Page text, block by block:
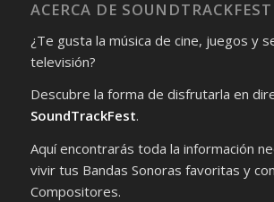
ACERCA DE SOUNDTRACKFEST
¿Te gusta la música de cine, juegos y
televisión?
Descubre la forma de disfrutarla en
SoundTrackFest.
Aquí encontrarás toda la información
vivir tus Bandas Sonoras favoritas y
Compositores.